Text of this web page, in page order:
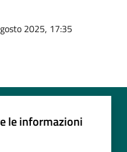
2025, 17:35
le informazioni